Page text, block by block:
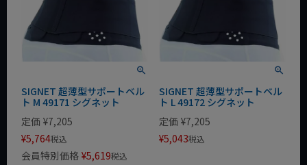
SIGNET 超薄型サポートベル
ト M 49171 シグネット
定価 ¥7,205
¥5,764税込
会員特別価格 ¥5,619税込
SIGNET 超薄型サポートベル
ト L 49172 シグネット
定価 ¥7,205
¥5,043税込